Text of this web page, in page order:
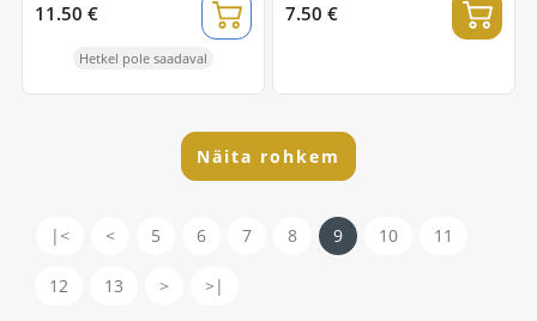
11.50 €
Hetkel pole saadaval
7.50 €
Näita rohkem
|< < 5 6 7 8 9 10 11
12 13 > >|